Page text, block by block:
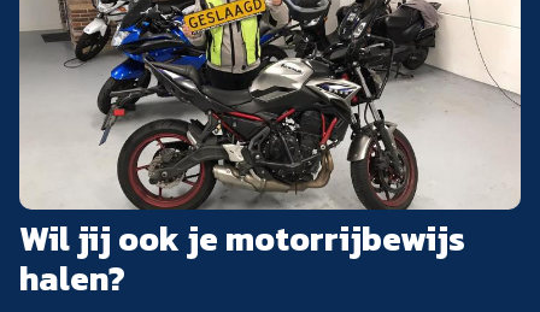
Wil jij ook je motorrijbewijs
halen?